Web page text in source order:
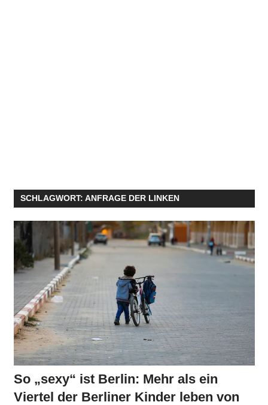
SCHLAGWORT: ANFRAGE DER LINKEN
So „sexy“ ist Berlin: Mehr als ein
Viertel der Berliner Kinder leben von